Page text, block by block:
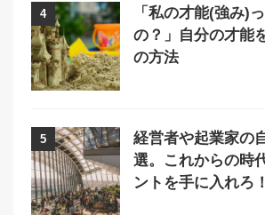
4
「私の才能(強み)
の？」自分の才能
の方法
5
経営者や起業家の
選。これからの時
ントを手に入れろ！